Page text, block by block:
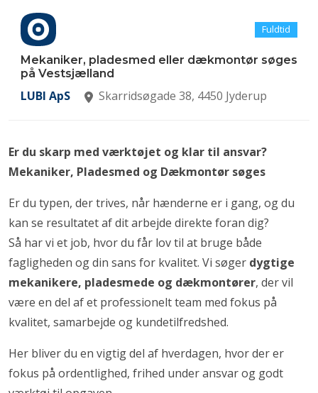
Fuldtid
Mekaniker, pladesmed eller dækmontør søges
på Vestsjælland
LUBI ApS Skarridsøgade 38, 4450 Jyderup
Er du skarp med værktøjet og klar til ansvar?
Mekaniker, Pladesmed og Dækmontør søges
Er du typen, der trives, når hænderne er i gang, og du
kan se resultatet af dit arbejde direkte foran dig?
Så har vi et job, hvor du får lov til at bruge både
fagligheden og din sans for kvalitet. Vi søger dygtige
mekanikere, pladesmede og dækmontører, der vil
være en del af et professionelt team med fokus på
kvalitet, samarbejde og kundetilfredshed.
Her bliver du en vigtig del af hverdagen, hvor der er
fokus på ordentlighed, frihed under ansvar og godt